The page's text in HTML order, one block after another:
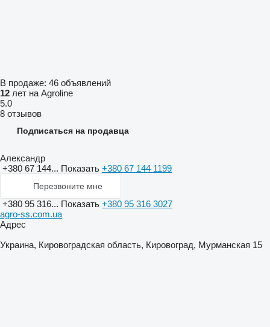
В продаже: 46 объявлений
12 лет на Agroline
5.0
8 отзывов
Подписаться на продавца
Александр
+380 67 144... Показать +380 67 144 1199
Перезвоните мне
+380 95 316... Показать +380 95 316 3027
agro-ss.com.ua
Адрес
Украина, Кировоградская область, Кировоград, Мурманская 15